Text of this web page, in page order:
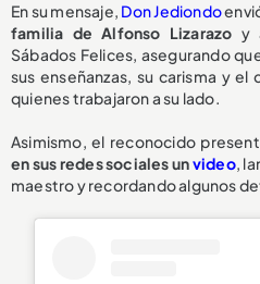
En su mensaje, Don Jediondo
familia de Alfonso Lizarazo y
Sábados Felices, asegurando
sus enseñanzas, su carisma y
quienes trabajaron a su lado.
Asimismo, el reconocido
en sus redes sociales unvideo,
maestro y recordando algunos